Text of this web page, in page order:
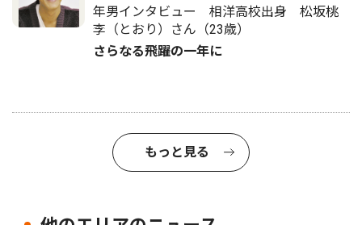
年男インタビュー 相洋高校出身 松坂桃
李（とおり）さん（23歳）
さらなる飛躍の一年に
もっと見る